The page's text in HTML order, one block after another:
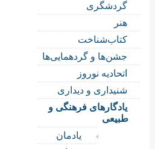
گردشگری
هنر
کتاب‌شناخت
جشن‌ها و گردهمایی‌ها
اتحادیه نوروز
شنیداری و دیداری
یادگارهای فرهنگی و
طبیعی
یادمان